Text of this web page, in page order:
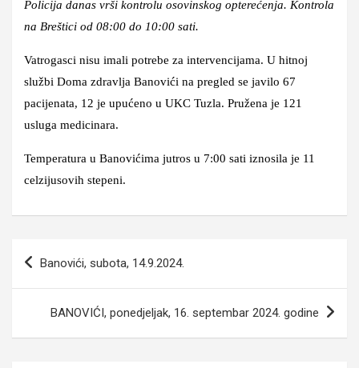
Policija danas vrši kontrolu osovinskog opterećenja. Kontrola
na Breštici od 08:00 do 10:00 sati.
Vatrogasci nisu imali potrebe za intervencijama. U hitnoj
službi Doma zdravlja Banovići na pregled se javilo 67
pacijenata, 12 je upućeno u UKC Tuzla. Pružena je 121
usluga medicinara.
Temperatura u Banovićima jutros u 7:00 sati iznosila je 11
celzijusovih stepeni.
Banovići, subota, 14.9.2024.
BANOVIĆI, ponedjeljak, 16. septembar 2024. godine